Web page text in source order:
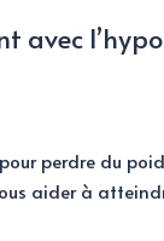
avec
perdre du
aider à